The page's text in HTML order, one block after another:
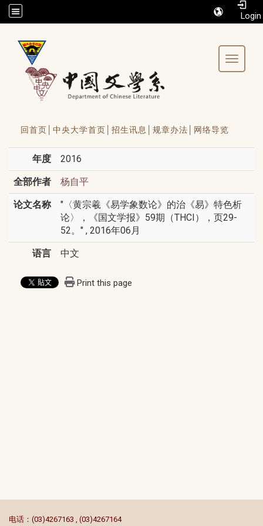
/accesskey"" title="Toolbar">:::
Toggle
回首页│ 中央大学首页│ 招生讯息│ 规章办法│ 网络导览
年度 2016
全部作者 杨自平
论文名称
"〈黄宗羲《易学象数论》的治《易》特色析
论〉，《国文学报》59期（THCI），页29-
52。" , 2016年06月
语言 中文
Print this page
电话：(03)4267163 , (03)4267164